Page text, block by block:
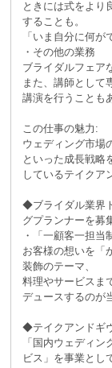
ときには式をより
することも。
「いま自分に何が
・その他の業務
ブライダルフェア
また、講師として
講演を行うことも
この仕事の魅力:
ウェディング市場
といった成長戦略
しているテイクア
◆ブライダル業界
グプランナーを募
・「一顧客一担当
お客様の想いを「
装飾のテーマ、
料理やサービスま
デュースするのが
◆テイクアンドギ
「国内ウェディ
ビス」を事業とし